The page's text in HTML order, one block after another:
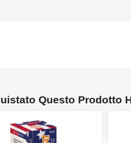
Questo Prodotto